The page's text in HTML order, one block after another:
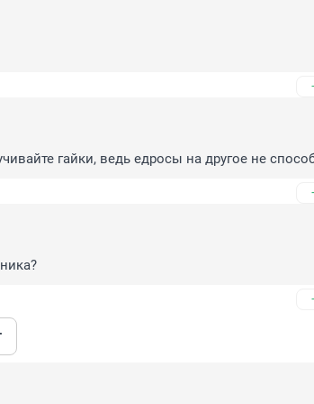
гайки, ведь едросы на другое не